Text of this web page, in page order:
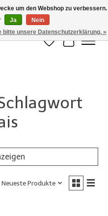
Google reviews
Wunschzettel
Ihr
Neueste Produkte
um den Webshop zu verbessern.
Ja
Nein
bitte unsere Datenschutzerklärung. »